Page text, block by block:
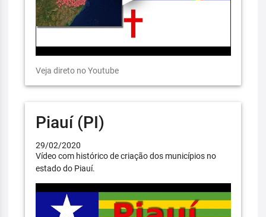
Veja direto no Youtube
Piauí (PI)
29/02/2020
Vídeo com histórico de criação dos municípios no
estado do Piauí.